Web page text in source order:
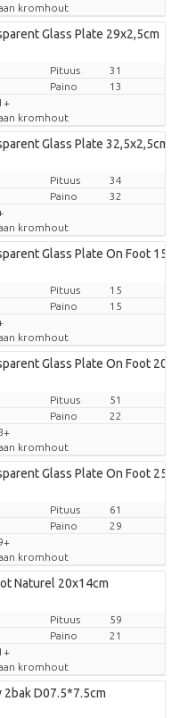
kromhout
Glass Plate 29x2,5cm
Pituus
31
Paino
13
kromhout
Glass Plate 32,5x2,5cm
Pituus
34
Paino
32
kromhout
Glass Plate On Foot
Pituus
15
Paino
15
kromhout
Glass Plate On Foot
Pituus
51
Paino
22
kromhout
Glass Plate On Foot
Pituus
61
Paino
29
kromhout
Naturel 20x14cm
Pituus
59
Paino
21
kromhout
2bak D07.5*7.5cm